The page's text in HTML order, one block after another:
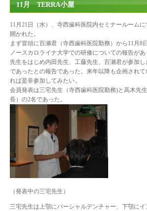
11月 TERRA小屋
11月21日（水）、寺西歯科医院内セミナールーム
開かれた。
まず冒頭に百瀬君（寺西歯科医院勤務）から11月8
ノースカロライナ大学での研修についての報告が
先生をはじめ内田先生、工藤先生、百瀬君が参加
であったとの報告であった。来年以降も企画され
れば是非参加してみたい。
会員発表は三宅先生（寺西歯科医院勤務)と高木先
長）の2名であった。
（発表中の三宅先生）
三宅先生は上顎にパーシャルデンチャー、下顎に